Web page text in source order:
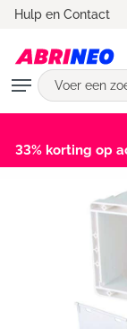
Hulp en Contact
33% korting op
Bildergalerie